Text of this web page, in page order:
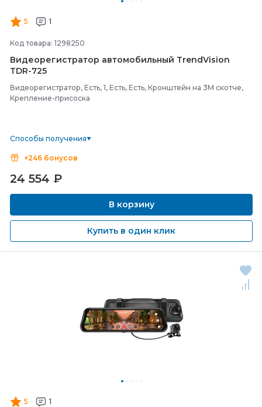
5 1
Код товара: 1298250
Видеорегистратор автомобильный TrendVision
TDR-725
Видеорегистратор, Есть, 1, Есть, Есть, Кронштейн на 3М скотче,
Крепление-присоска
Способы получения
+246 бонусов
24 554 ₽
В корзину
Купить в один клик
5 1